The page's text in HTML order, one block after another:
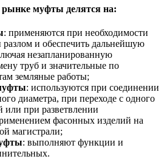
рынке муфты делятся на:
: применяются при необходимости
разлом и обеспечить дальнейшую
незапланированную
труб и значительные по
земляные работы;
: используются при соединении
диаметра, при переходе с одного
или при разветвлении
фасонных изделий на
магистрали;
: выполняют функции и